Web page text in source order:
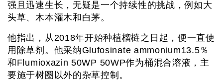
强且迅速生长，无疑是一个持续性的挑战，例如大
头草、木本灌木和白茅。
他指出，从2018年开始种植榴梿之日起，便一直使
用除草剂。他采纳Glufosinate ammonium13.5％
和Flumioxazin 50WP 50WP作为桶混合溶液，主
要施于树圈以外的杂草控制。